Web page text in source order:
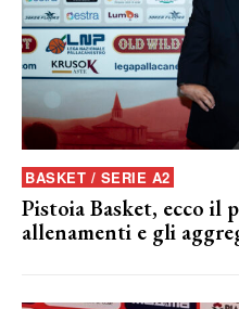
BASKET / SERIE A2
Pistoia Basket, ecco il
allenamenti e gli